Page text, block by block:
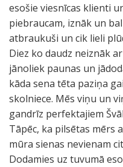
esošie viesnīcas klienti
piebraucam, iznāk un
atbraukuši un cik lieli
Diez ko daudz neiznāk
jānoliek paunas un
kāda sena tēta paziņa
skolniece. Mēs viņu un
gandrīz perfektajiem
Tāpēc, ka pilsētas mērs
mūra sienas nevienam
Dodamies uz tuvumā